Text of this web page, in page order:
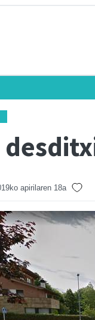
apirilaren 18a